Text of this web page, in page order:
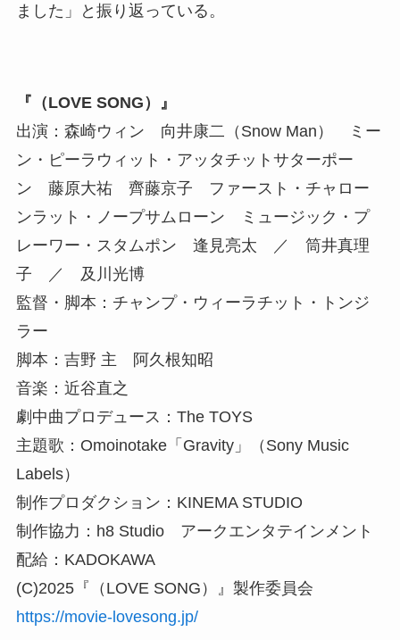
ました」と振り返っている。
『（LOVE SONG）』
出演：森崎ウィン 向井康二（Snow Man） ミー
ン・ピーラウィット・アッタチットサターポー
ン 藤原大祐 齊藤京子 ファースト・チャロー
ンラット・ノープサムローン ミュージック・プ
レーワー・スタムポン 逢見亮太 ／ 筒井真理
子 ／ 及川光博
監督・脚本：チャンプ・ウィーラチット・トンジ
ラー
脚本：吉野 主 阿久根知昭
音楽：近谷直之
劇中曲プロデュース：The TOYS
主題歌：Omoinotake「Gravity」（Sony Music
Labels）
制作プロダクション：KINEMA STUDIO
制作協力：h8 Studio アークエンタテインメント
配給：KADOKAWA
(C)2025『（LOVE SONG）』製作委員会
https://movie-lovesong.jp/